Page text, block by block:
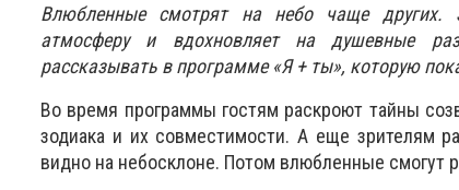
Влюбленные смотрят на небо чаще других.
атмосферу и вдохновляет на душевные
рассказывать в программе «Я + ты», которую
Во время программы гостям раскроют тайны
зодиака и их совместимости. А еще зрителям
видно на небосклоне. Потом влюбленные смогут